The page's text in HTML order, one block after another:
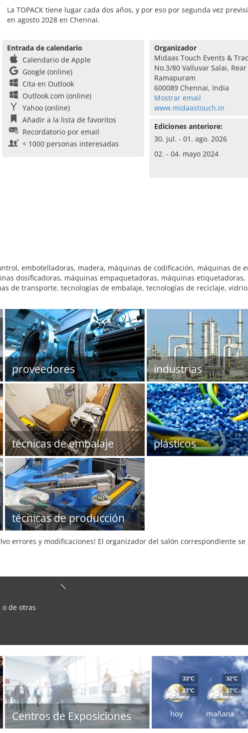
La TOPACK tiene lugar cada dos años, y por eso por segunda vez
en agosto 2028 en Chennai.
Entrada de calendario
Calendario de Apple
Google (online)
Cita en Outlook
Outlook.com (online)
Yahoo (online)
Añadir a la lista de favoritos
Recordatorio por email
< 1000 personas interesadas
Organizador
Midaas Touch Events &
No.3/80 Valluvar Salai,
Ramapuram
600089 Chennai, India
Mostrar email
www.midaastouch.in
Ediciones anteriore:
30. jul. - 01. ago. 2026
02. - 04. mayo 2024
embotelladoras, madera, máquinas de codificación, máquinas
dosificadoras, máquinas empaquetadoras, máquinas
de transporte, tecnologías de embalaje, tecnologías de reciclaje,
proveedores industrias
técnicas de embalaje plásticos
técnicas de producción
errores y modificaciones! El organizador del salón correspondiente
o de otras
Centros de Exposiciones hoy
33°C
27°C
mañana
32°C
27°C